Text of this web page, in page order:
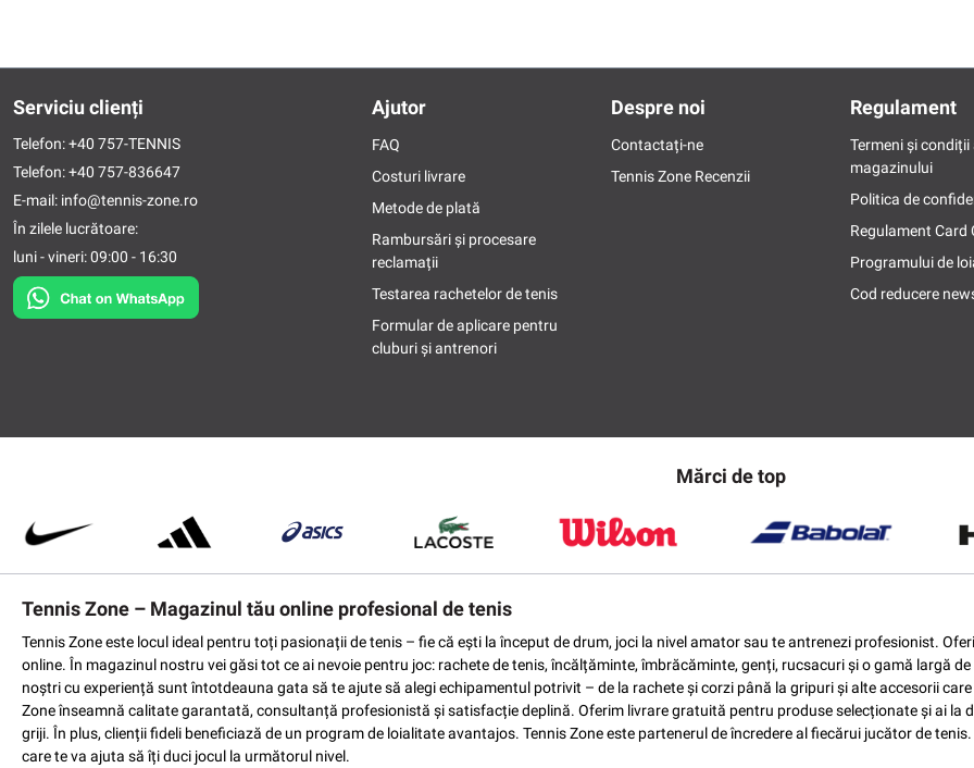
Serviciu clienți
Telefon:+40 757-TENNIS
Telefon:+40 757-836647
E-mail: info@tennis-zone.ro
În zilele lucrătoare:
luni - vineri: 09:00 - 16:30
Ajutor
FAQ
Costuri livrare
Metode de plată
Rambursări și procesare
reclamații
Testarea rachetelor de tenis
Formular de aplicare pentru
cluburi și antrenori
Despre noi
Contactați-ne
Tennis Zone Recenzii
Regulament
Termeni și condiții
magazinului
Politica de
Regulament Card
Programului de
Cod reducere
Mărci de top
Tennis Zone – Magazinul tău online profesional de tenis
Tennis Zone este locul ideal pentru toți pasionații de tenis – fie că ești la început de drum, joci la nivel amator sau te antrenezi profesionist.
online. În magazinul nostru vei găsi tot ce ai nevoie pentru joc: rachete de tenis, încălțăminte, îmbrăcăminte, genți, rucsacuri și o gamă largă
noștri cu experiență sunt întotdeauna gata să te ajute să alegi echipamentul potrivit – de la rachete și corzi până la gripuri și alte accesorii
Zone înseamnă calitate garantată, consultanță profesionistă și satisfacție deplină. Oferim livrare gratuită pentru produse selecționate și ai la
griji. În plus, clienții fideli beneficiază de un program de loialitate avantajos. Tennis Zone este partenerul de încredere al fiecărui jucător de
care te va ajuta să îți duci jocul la următorul nivel.